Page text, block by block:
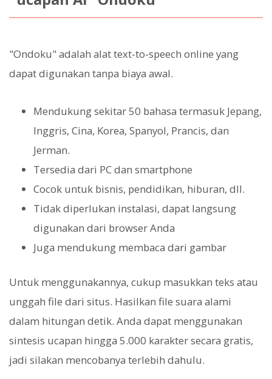
"Ondoku" adalah alat text-to-speech online yang
dapat digunakan tanpa biaya awal.
Mendukung sekitar 50 bahasa termasuk Jepang,
Inggris, Cina, Korea, Spanyol, Prancis, dan
Jerman.
Tersedia dari PC dan smartphone
Cocok untuk bisnis, pendidikan, hiburan, dll.
Tidak diperlukan instalasi, dapat langsung
digunakan dari browser Anda
Juga mendukung membaca dari gambar
Untuk menggunakannya, cukup masukkan teks atau
unggah file dari situs. Hasilkan file suara alami
dalam hitungan detik. Anda dapat menggunakan
sintesis ucapan hingga 5.000 karakter secara gratis,
jadi silakan mencobanya terlebih dahulu.